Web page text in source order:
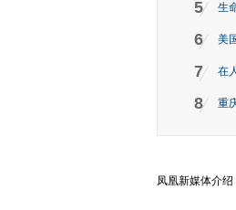
5 生
6 美
7 在
8 重
凤凰新媒体介绍